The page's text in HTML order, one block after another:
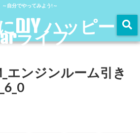
～自分でやってみよう!～
DIY ハッピー
ライフ
エンジンルーム引き